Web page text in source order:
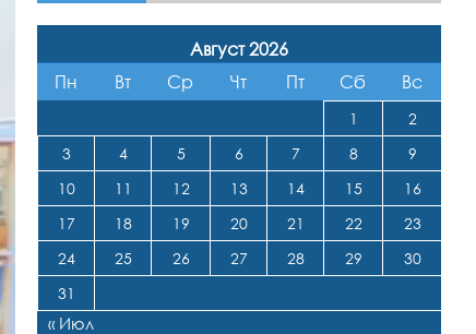
Август 2026
Пн
Вт Ср Чт Пт Сб Вс
1
2
3
4 5 6 7 8
9
10
11 12 13 14 15
16
17
18 19 20 21 22
23
24
25 26 27 28 29
30
31
« Июл